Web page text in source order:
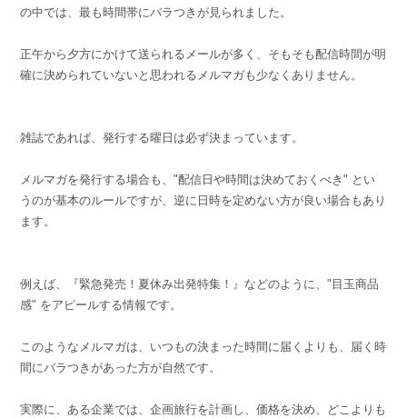
の中では、最も時間帯にバラつきが見られました。
正午から夕方にかけて送られるメールが多く、そもそも配信時間が明
確に決められていないと思われるメルマガも少なくありません。
雑誌であれば、発行する曜日は必ず決まっています。
メルマガを発行する場合も、"配信日や時間は決めておくべき" とい
うのが基本のルールですが、逆に日時を定めない方が良い場合もあり
ます。
例えば、『緊急発売！夏休み出発特集！』などのように、"目玉商品
感" をアピールする情報です。
このようなメルマガは、いつもの決まった時間に届くよりも、届く時
間にバラつきがあった方が自然です。
実際に、ある企業では、企画旅行を計画し、価格を決め、どこよりも